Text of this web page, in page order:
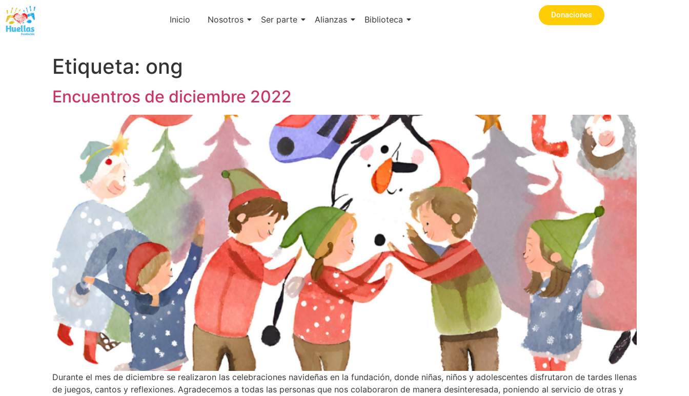
Inicio Nosotros Ser parte Alianzas Biblioteca Donaciones
Etiqueta: ong
Encuentros de diciembre 2022
Durante el mes de diciembre se realizaron las celebraciones navideñas en la fundación, donde niñas, niños y adolescentes disfrutaron de tardes llenas
de juegos, cantos y reflexiones. Agradecemos a todas las personas que nos colaboraron de manera desinteresada, poniendo al servicio de otras y